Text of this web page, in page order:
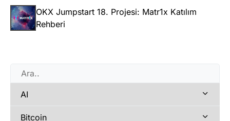
OKX Jumpstart 18. Projesi: Matr1x Katılım
Rehberi
AI
Bitcoin